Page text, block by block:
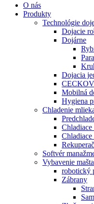
O nás
Produkty
Technológie
Dojacie
Dojárne
Dojacia
Mobilná
Hygiena
Chladenie
Chladiace
Softvér
Vybavenie
robotický
Zábrany